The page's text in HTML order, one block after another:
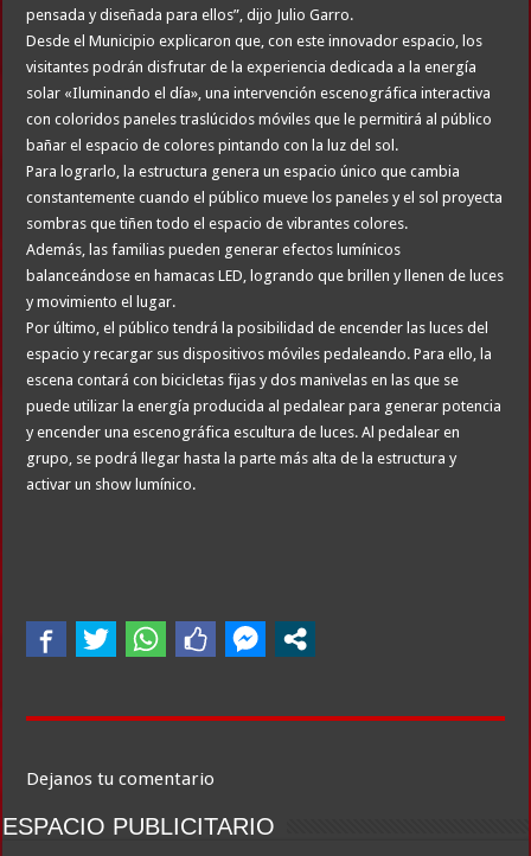
pensada y diseñada para ellos”, dijo Julio Garro.
Desde el Municipio explicaron que, con este innovador espacio, los
visitantes podrán disfrutar de la experiencia dedicada a la energía
solar «Iluminando el día», una intervención escenográfica interactiva
con coloridos paneles traslúcidos móviles que le permitirá al público
bañar el espacio de colores pintando con la luz del sol.
Para lograrlo, la estructura genera un espacio único que cambia
constantemente cuando el público mueve los paneles y el sol proyecta
sombras que tiñen todo el espacio de vibrantes colores.
Además, las familias pueden generar efectos lumínicos
balanceándose en hamacas LED, logrando que brillen y llenen de luces
y movimiento el lugar.
Por último, el público tendrá la posibilidad de encender las luces del
espacio y recargar sus dispositivos móviles pedaleando. Para ello, la
escena contará con bicicletas fijas y dos manivelas en las que se
puede utilizar la energía producida al pedalear para generar potencia
y encender una escenográfica escultura de luces. Al pedalear en
grupo, se podrá llegar hasta la parte más alta de la estructura y
activar un show lumínico.
Dejanos tu comentario
ESPACIO PUBLICITARIO